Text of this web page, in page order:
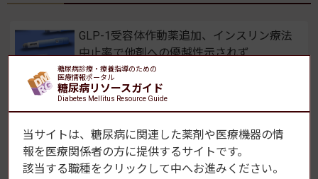
GLP-1受容体作動薬追加、インスリン療法
中止率で他剤への優越性示されず
2026年8月10日(月)
ヒトiPS細胞でヒト心不全モデルを再現
SGLT2阻害薬による心機能改善の機序を解
明 藤田医科大学ら
2026年8月6日(木)
糖尿病診療・療養指導のための
医療情報ポータル
糖尿病リソースガイド
Diabetes Mellitus Resource Guide
当サイトは、糖尿病に関連した薬剤や医療機器の情
報を医療関係者の方に提供するサイトです。
該当する職種をクリックして中へお進みください。